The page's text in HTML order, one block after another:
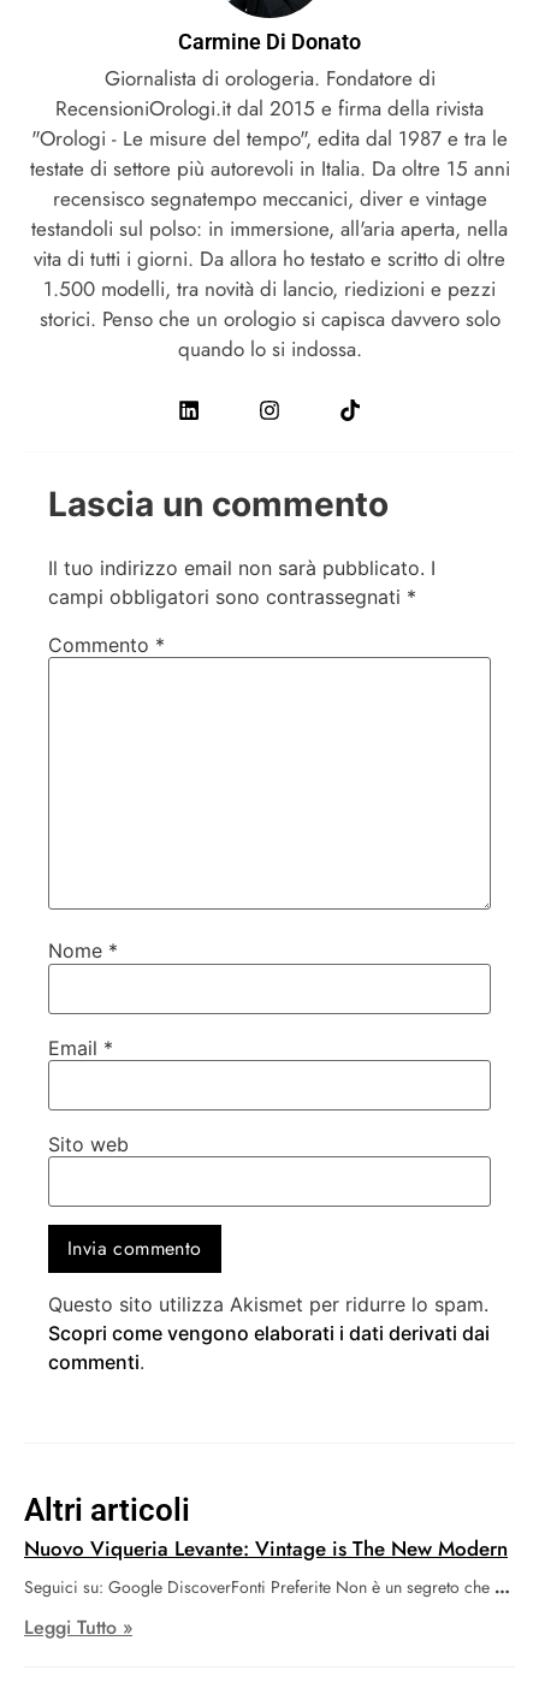
Carmine Di Donato
Giornalista di orologeria. Fondatore di
RecensioniOrologi.it dal 2015 e firma della rivista
"Orologi - Le misure del tempo", edita dal 1987 e tra le
testate di settore più autorevoli in Italia. Da oltre 15 anni
recensisco segnatempo meccanici, diver e vintage
testandoli sul polso: in immersione, all'aria aperta, nella
vita di tutti i giorni. Da allora ho testato e scritto di oltre
1.500 modelli, tra novità di lancio, riedizioni e pezzi
storici. Penso che un orologio si capisca davvero solo
quando lo si indossa.
Altri articoli
Nuovo Viqueria Levante: Vintage is The New Modern
Seguici su: Google DiscoverFonti Preferite Non è un segreto che
Leggi Tutto »
Lascia un commento
Il tuo indirizzo email non sarà pubblicato. I
campi obbligatori sono contrassegnati *
Commento *
Nome *
Email *
Sito web
Questo sito utilizza Akismet per ridurre lo spam.
Scopri come vengono elaborati i dati derivati dai
commenti.